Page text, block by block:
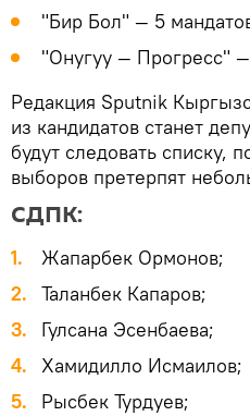
"Бир Бол" — 5
"Онугуу — Прогресс"
Редакция Sputnik
из кандидатов станет
будут следовать списку,
выборов претерпят
СДПК:
Жапарбек Ормонов;
Таланбек Капаров;
Гулсана Эсенбаева;
Хамидилло Исмаилов;
Рысбек Турдуев;